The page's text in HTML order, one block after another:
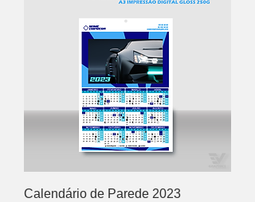
Calendário de Parede 2023